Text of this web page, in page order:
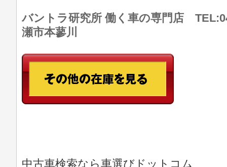
バントラ研究所 働く車の専門店
瀬市本蓼川
中古車検索なら車選びドットコム